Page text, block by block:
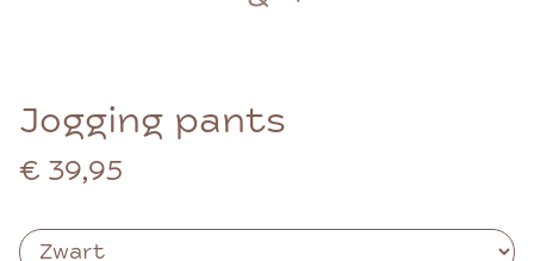
Jogging pants
€ 39,95